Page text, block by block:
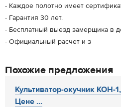
- Каждое полотно имеет
- Гарантия 30 лет.
- Бесплатный выезд замерщика в
- Официальный расчет и з
Похожие предложения
Культиватор-окучник КОН-
Цене ...